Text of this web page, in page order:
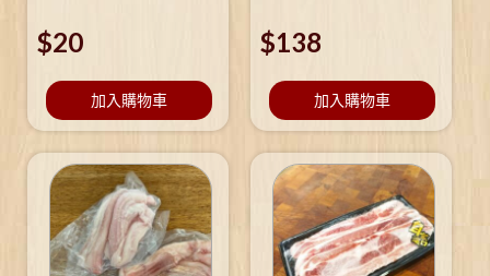
$20
加入購物車
$138
加入購物車